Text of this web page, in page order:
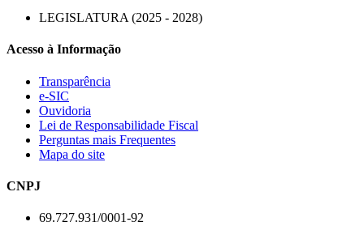
LEGISLATURA (2025 - 2028)
Acesso à Informação
Transparência
e-SIC
Ouvidoria
Lei de Responsabilidade Fiscal
Perguntas mais Frequentes
Mapa do site
CNPJ
69.727.931/0001-92